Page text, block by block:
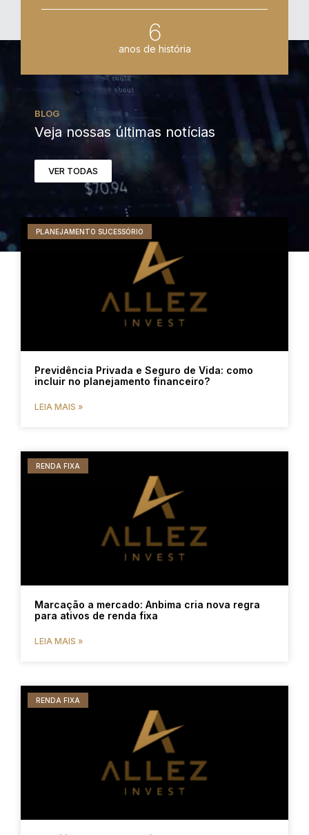
6
anos de história
BLOG
Veja nossas últimas notícias
VER TODAS
PLANEJAMENTO SUCESSÓRIO
Previdência Privada e Seguro de Vida: como
incluir no planejamento financeiro?
LEIA MAIS »
RENDA FIXA
Marcação a mercado: Anbima cria nova regra
para ativos de renda fixa
LEIA MAIS »
RENDA FIXA